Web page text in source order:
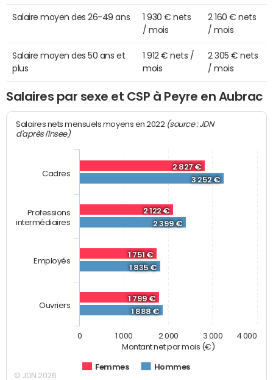
Salaire moyen des 26-49 ans
1 930 € nets
/ mois
2 160 € nets
/ mois
Salaire moyen des 50 ans et
plus
1 912 € nets /
mois
2 305 € nets
/ mois
Salaires par sexe et CSP à Peyre en Aubrac
Montant net par mois (€)
Salaires nets mensuels moyens en 2022 (source : JDN
d'après l'Insee)
2 827 €
2 122 €
1 751 €
1 799 €
3 252 €
2 399 €
1 835 €
1 888 €
Femmes Hommes
Cadres
Professions
intermédiaires
Employés
Ouvriers
0 1 000 2 000 3 000 4 000
© JDN 2026